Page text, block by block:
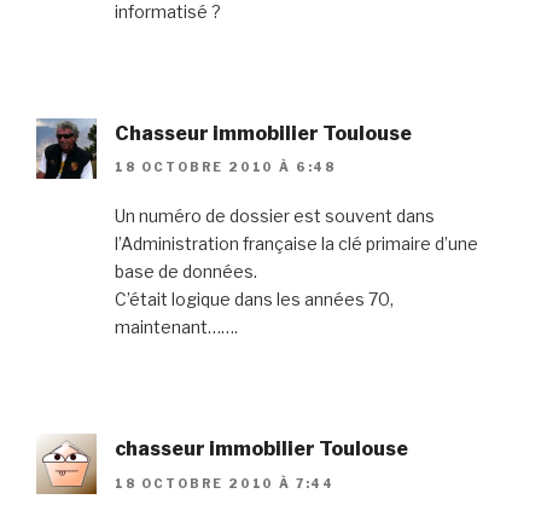
informatisé ?
Chasseur immobilier Toulouse
18 OCTOBRE 2010 À 6:48
Un numéro de dossier est souvent dans
l’Administration française la clé primaire d’une
base de données.
C’était logique dans les années 70,
maintenant…….
chasseur immobilier Toulouse
18 OCTOBRE 2010 À 7:44